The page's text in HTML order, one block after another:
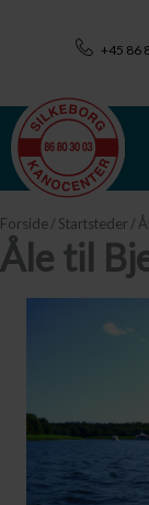
+45 86
Forside/ Startsteder /
Åle til